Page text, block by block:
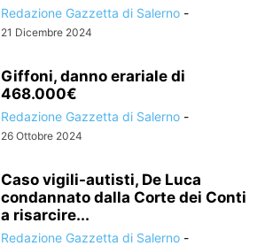
Redazione Gazzetta di Salerno -
21 Dicembre 2024
Giffoni, danno erariale di
468.000€
Redazione Gazzetta di Salerno -
26 Ottobre 2024
Caso vigili-autisti, De Luca
condannato dalla Corte dei Conti
a risarcire...
Redazione Gazzetta di Salerno -